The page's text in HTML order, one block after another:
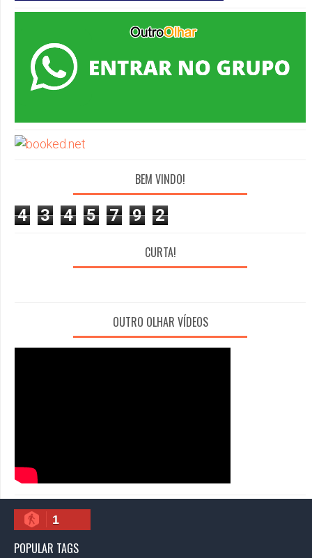
BEM VINDO!
4 3 4 5 7 9 2
CURTA!
OUTRO OLHAR VÍDEOS
1
POPULAR TAGS